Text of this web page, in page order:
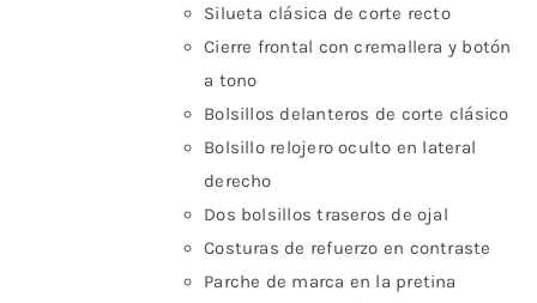
Silueta clásica de corte recto
Cierre frontal con cremallera y botón
a tono
Bolsillos delanteros de corte clásico
Bolsillo relojero oculto en lateral
derecho
Dos bolsillos traseros de ojal
Costuras de refuerzo en contraste
Parche de marca en la pretina